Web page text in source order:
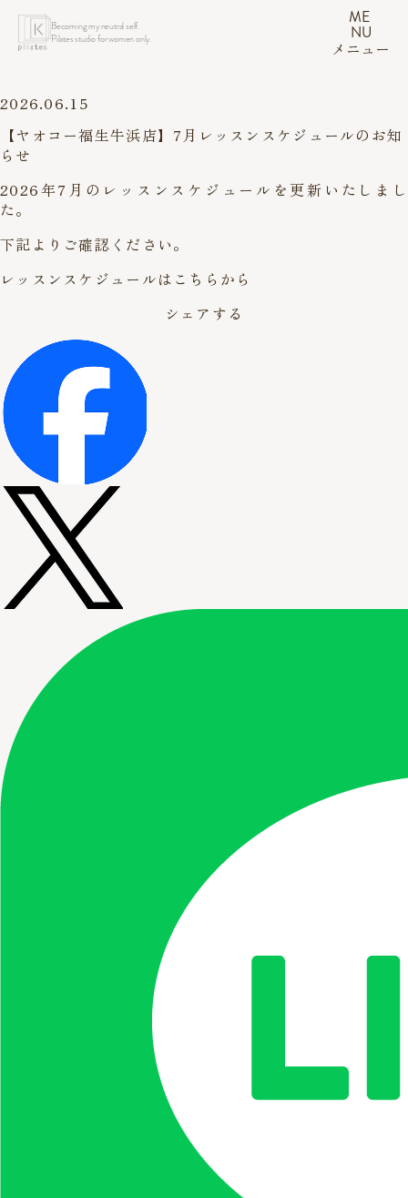
Becoming my neutral self.
Pilates studio for women only.
ME
NU
メニュー
2026.06.15
【ヤオコー福生牛浜店】7月レッスンスケジュールのお知
らせ
2026年7月のレッスンスケジュールを更新いたしまし
た。
下記よりご確認ください。
レッスンスケジュールはこちらから
シェアする